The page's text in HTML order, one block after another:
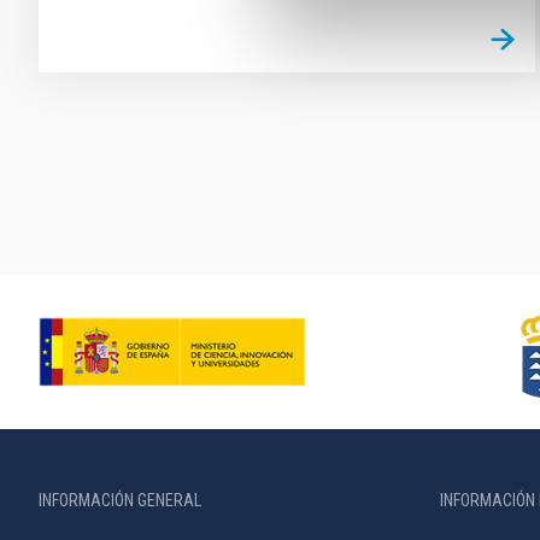
INFORMACIÓN GENERAL INFORMACIÓN